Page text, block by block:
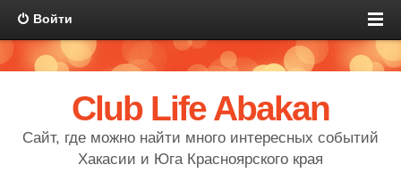
Войти
Club Life Abakan
Сайт, где можно найти много интересных событий
Хакасии и Юга Красноярского края